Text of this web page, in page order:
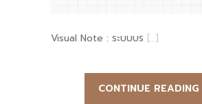
Visual Note : ระบบบร […]
CONTINUE READING